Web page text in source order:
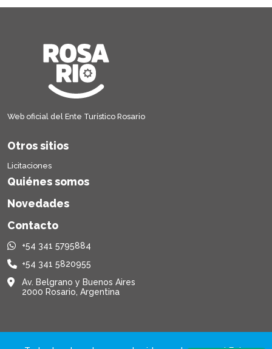
Web oficial del Ente Turístico Rosario
Otros sitios
Licitaciones
Quiénes somos
Novedades
Contacto
+54 341 5795884
+54 341 5820955
Av. Belgrano y Buenos Aires
2000 Rosario, Argentina